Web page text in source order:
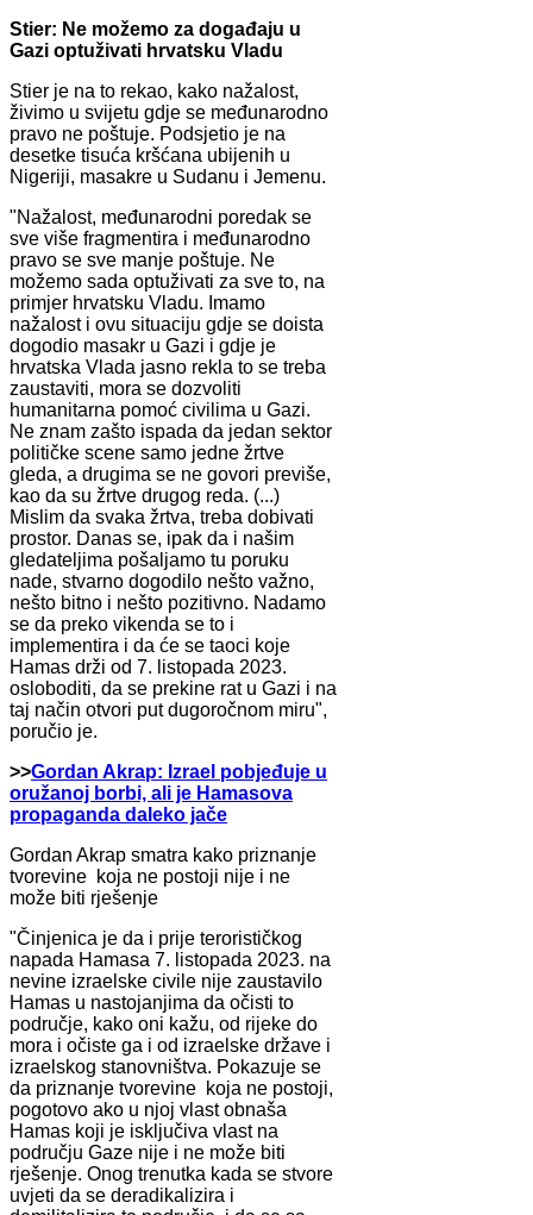
Stier: Ne možemo za događaju u
Gazi optuživati hrvatsku Vladu
Stier je na to rekao, kako nažalost,
živimo u svijetu gdje se međunarodno
pravo ne poštuje. Podsjetio je na
desetke tisuća kršćana ubijenih u
Nigeriji, masakre u Sudanu i Jemenu.
"Nažalost, međunarodni poredak se
sve više fragmentira i međunarodno
pravo se sve manje poštuje. Ne
možemo sada optuživati za sve to, na
primjer hrvatsku Vladu. Imamo
nažalost i ovu situaciju gdje se doista
dogodio masakr u Gazi i gdje je
hrvatska Vlada jasno rekla to se treba
zaustaviti, mora se dozvoliti
humanitarna pomoć civilima u Gazi.
Ne znam zašto ispada da jedan sektor
političke scene samo jedne žrtve
gleda, a drugima se ne govori previše,
kao da su žrtve drugog reda. (...)
Mislim da svaka žrtva, treba dobivati
prostor. Danas se, ipak da i našim
gledateljima pošaljamo tu poruku
nade, stvarno dogodilo nešto važno,
nešto bitno i nešto pozitivno. Nadamo
se da preko vikenda se to i
implementira i da će se taoci koje
Hamas drži od 7. listopada 2023.
osloboditi, da se prekine rat u Gazi i na
taj način otvori put dugoročnom miru",
poručio je.
>>Gordan Akrap: Izrael pobjeđuje u
oružanoj borbi, ali je Hamasova
propaganda daleko jače
Gordan Akrap smatra kako priznanje
tvorevine koja ne postoji nije i ne
može biti rješenje
"Činjenica je da i prije terorističkog
napada Hamasa 7. listopada 2023. na
nevine izraelske civile nije zaustavilo
Hamas u nastojanjima da očisti to
područje, kako oni kažu, od rijeke do
mora i očiste ga i od izraelske države i
izraelskog stanovništva. Pokazuje se
da priznanje tvorevine koja ne postoji,
pogotovo ako u njoj vlast obnaša
Hamas koji je isključiva vlast na
području Gaze nije i ne može biti
rješenje. Onog trenutka kada se stvore
uvjeti da se deradikalizira i